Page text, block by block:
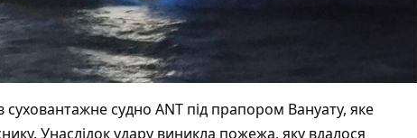
суховантажне судно ANT під прапором Вануату, яке
Унаслідок удару виникла пожежа, яку вдалося